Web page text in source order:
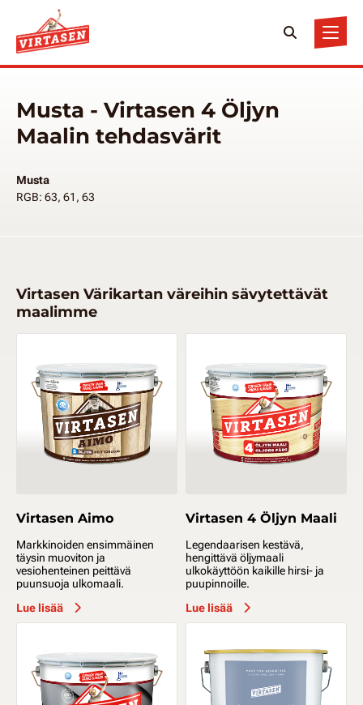
Musta - Virtasen 4 Öljyn
Maalin tehdasvärit
Musta
RGB: 63, 61, 63
Virtasen Värikartan väreihin sävytettävät
maalimme
Virtasen Aimo
Markkinoiden ensimmäinen
täysin muoviton ja
vesiohenteinen peittävä
puunsuoja ulkomaali.
Lue lisää
Virtasen 4 Öljyn Maali
Legendaarisen kestävä,
hengittävä öljymaali
ulkokäyttöön kaikille hirsi- ja
puupinnoille.
Lue lisää